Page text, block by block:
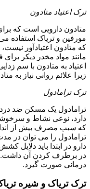
ترک اعتیاد متادون
متادون دارویی است که
مورفین و تریاک استفاده
که متادون اعتیادآور
مانند مواد مخدر دیکر برای
اعتیاد به متادون با سم
زیرا علائم روانی نیاز به
ترک ترامادول
ترامادول یک مسکن ضد
دارد، نوعی نشاط و
که سبب مصرف بیش از
ترامادول را می توان در
دارو در ابتدا باید دلایل
در برطرف کردن آن داشت.
درمانی صورت گیرد.
ترک تریاک و شیره